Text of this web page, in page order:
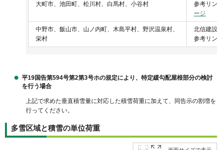
大町市、池田町、松川村、白馬村、小谷村
参考リン
ージ
中野市、飯山市、山ノ内町、木島平村、野沢温泉村、
栄村
北信建設
参考リン
平19国告第594号第2第3号ホの規定により、特定緩勾配屋根部分の検討
を行う場合
上記で求めた垂直積雪量に対応した積雪荷重に加えて、同告示の割増を
行ってください。
多雪区域と積雪の単位荷重